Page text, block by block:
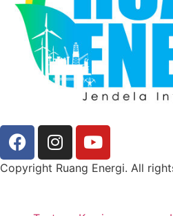
Copyright Ruang Energi. All